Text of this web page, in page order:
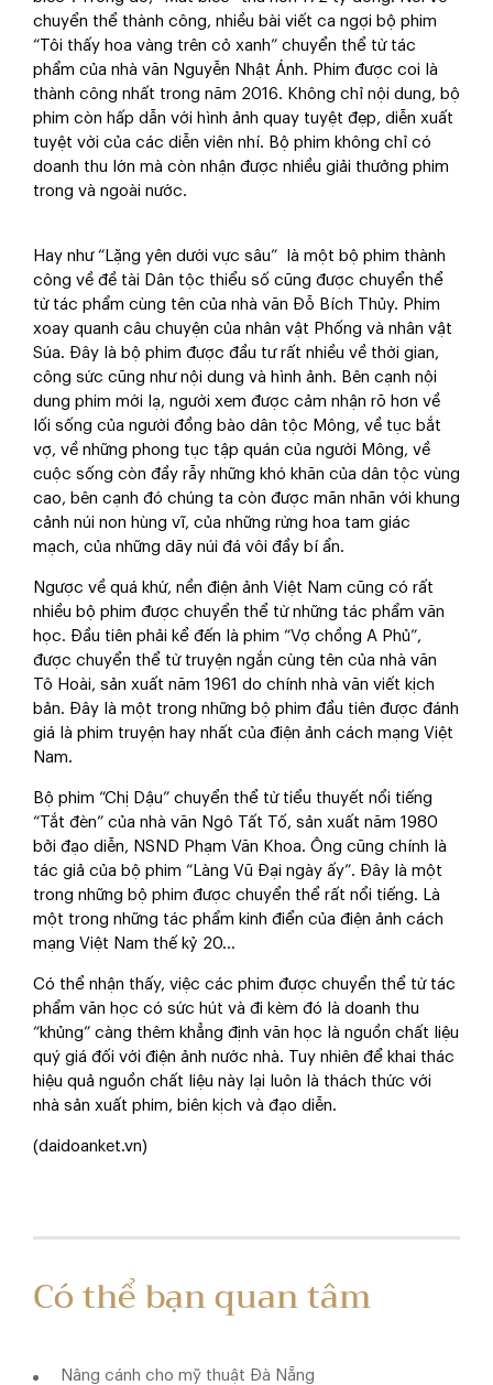
chuyển thể thành công, nhiều bài viết ca ngợi bộ phim
“Tôi thấy hoa vàng trên cỏ xanh” chuyển thể từ tác
phẩm của nhà văn Nguyễn Nhật Ánh. Phim được coi là
thành công nhất trong năm 2016. Không chỉ nội dung, bộ
phim còn hấp dẫn với hình ảnh quay tuyệt đẹp, diễn xuất
tuyệt vời của các diễn viên nhí. Bộ phim không chỉ có
doanh thu lớn mà còn nhận được nhiều giải thưởng phim
trong và ngoài nước.
Hay như “Lặng yên dưới vực sâu” là một bộ phim thành
công về đề tài Dân tộc thiểu số cũng được chuyển thể
từ tác phẩm cùng tên của nhà văn Đỗ Bích Thủy. Phim
xoay quanh câu chuyện của nhân vật Phống và nhân vật
Súa. Đây là bộ phim được đầu tư rất nhiều về thời gian,
công sức cũng như nội dung và hình ảnh. Bên cạnh nội
dung phim mới lạ, người xem được cảm nhận rõ hơn về
lối sống của người đồng bào dân tộc Mông, về tục bắt
vợ, về những phong tục tập quán của người Mông, về
cuộc sống còn đầy rẫy những khó khăn của dân tộc vùng
cao, bên cạnh đó chúng ta còn được mãn nhãn với khung
cảnh núi non hùng vĩ, của những rừng hoa tam giác
mạch, của những dãy núi đá vôi đầy bí ẩn.
Ngược về quá khứ, nền điện ảnh Việt Nam cũng có rất
nhiều bộ phim được chuyển thể từ những tác phẩm văn
học. Đầu tiên phải kể đến là phim “Vợ chồng A Phủ”,
được chuyển thể từ truyện ngắn cùng tên của nhà văn
Tô Hoài, sản xuất năm 1961 do chính nhà văn viết kịch
bản. Đây là một trong những bộ phim đầu tiên được đánh
giá là phim truyện hay nhất của điện ảnh cách mạng Việt
Nam.
Bộ phim “Chị Dậu” chuyển thể từ tiểu thuyết nổi tiếng
“Tắt đèn” của nhà văn Ngô Tất Tố, sản xuất năm 1980
bởi đạo diễn, NSND Phạm Văn Khoa. Ông cũng chính là
tác giả của bộ phim “Làng Vũ Đại ngày ấy”. Đây là một
trong những bộ phim được chuyển thể rất nổi tiếng. Là
một trong những tác phẩm kinh điển của điện ảnh cách
mạng Việt Nam thế kỷ 20…
Có thể nhận thấy, việc các phim được chuyển thể từ tác
phẩm văn học có sức hút và đi kèm đó là doanh thu
“khủng” càng thêm khẳng định văn học là nguồn chất liệu
quý giá đối với điện ảnh nước nhà. Tuy nhiên để khai thác
hiệu quả nguồn chất liệu này lại luôn là thách thức với
nhà sản xuất phim, biên kịch và đạo diễn.
(daidoanket.vn)
Có thể bạn quan tâm
Nâng cánh cho mỹ thuật Đà Nẵng